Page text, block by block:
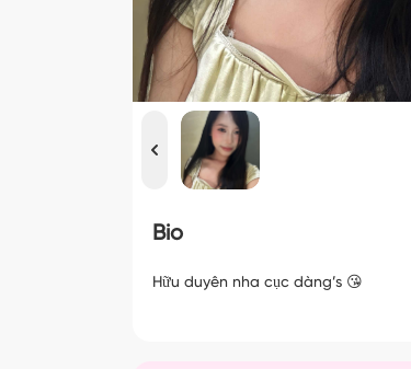
Bio
Hữu duyên nha cục dàng’s 😘